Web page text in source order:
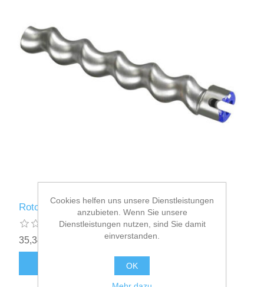
Rotor m-tec star gewirbelt blau Nr. 620340
35,34€ inkl. Mwst. zzgl.Versand
Cookies helfen uns unsere Dienstleistungen
anzubieten. Wenn Sie unsere
Dienstleistungen nutzen, sind Sie damit
einverstanden.
OK